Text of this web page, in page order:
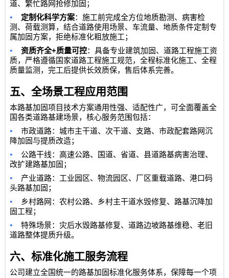
道、繁忙路网抢修加固；
• 定制化科学方案：施工前完成全方位地质勘测、病害检
测、荷载测算，结合道路使用场景、车流量、地质条件定制专
属加固方案，拒绝标准化粗放施工；
• 资质齐全+质量可控：具备专业建筑加固、道路工程施工资
质，严格遵循国家道路工程施工规范，全程标准化施工、全程
质量监测，完工后提供长效质保，售后体系完善。
五、全场景工程应用范围
本路基加固项目技术方案通用性强、适配性广，可全面覆盖全
国各类道路基建场景，核心服务范围包括：
•
市政道路：城市主干道、次干道、支路、市政配套路网沉
降加固与提质改造；
•
公路干线：高速公路、国道、省道、县道路基病害治理、
改扩建路基加固；
•
产业道路：工业园区、物流园区、厂区重载道路、港口码
头路基加固；
•
乡村路网：农村公路、乡村主干道水毁修复、路基沉降加
固工程；
•
特殊场景：灾后水毁路基修复、道路边坡路基维稳、老旧
道路整体提质升级。
六、标准化施工服务流程
公司建立全国统一的路基加固标准化服务体系，保障每一个项